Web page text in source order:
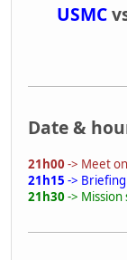
USMC
Date &
21h00 -> Meet
21h15 ->
21h30-> Mission